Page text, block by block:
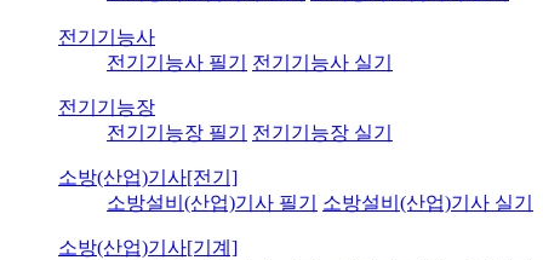
전기기능사
전기기능사 필기
전기기능사 실기
전기기능장
전기기능장 필기
전기기능장 실기
소방(산업)기사[전기]
소방설비(산업)기사 필기
소방설비(산업)기사 실기
소방(산업)기사[기계]